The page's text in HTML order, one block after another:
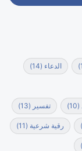
الدعاء (14)
(10) تفسير (13)
رقية شرعية (11)